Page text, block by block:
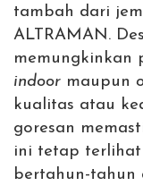
tambah dari
ALTRAMAN.
memungkinkan
indoor maupun
kualitas atau
goresan
ini tetap terlihat
bertahun-tahun